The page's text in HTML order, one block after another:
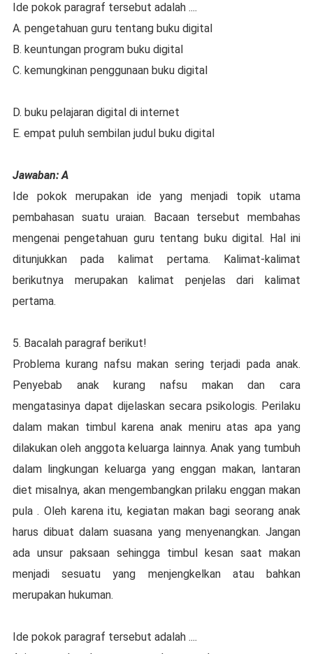
Ide pokok paragraf tersebut adalah ....
A. pengetahuan guru tentang buku digital
B. keuntungan program buku digital
C. kemungkinan penggunaan buku digital
D. buku pelajaran digital di internet
E. empat puluh sembilan judul buku digital
Jawaban: A
Ide pokok merupakan ide yang menjadi topik utama
pembahasan suatu uraian. Bacaan tersebut membahas
mengenai pengetahuan guru tentang buku digital. Hal ini
ditunjukkan pada kalimat pertama. Kalimat-kalimat
berikutnya merupakan kalimat penjelas dari kalimat
pertama.
5. Bacalah paragraf berikut!
Problema kurang nafsu makan sering terjadi pada anak.
Penyebab anak kurang nafsu makan dan cara
mengatasinya dapat dijelaskan secara psikologis. Perilaku
dalam makan timbul karena anak meniru atas apa yang
dilakukan oleh anggota keluarga lainnya. Anak yang tumbuh
dalam lingkungan keluarga yang enggan makan, lantaran
diet misalnya, akan mengembangkan prilaku enggan makan
pula . Oleh karena itu, kegiatan makan bagi seorang anak
harus dibuat dalam suasana yang menyenangkan. Jangan
ada unsur paksaan sehingga timbul kesan saat makan
menjadi sesuatu yang menjengkelkan atau bahkan
merupakan hukuman.
Ide pokok paragraf tersebut adalah ....